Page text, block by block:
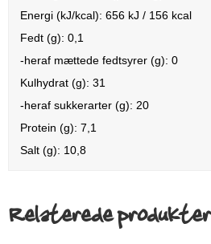
Energi (kJ/kcal): 656 kJ / 156 kcal
Fedt (g): 0,1
-heraf mættede fedtsyrer (g): 0
Kulhydrat (g): 31
-heraf sukkerarter (g): 20
Protein (g): 7,1
Salt (g): 10,8
Relaterede produkter